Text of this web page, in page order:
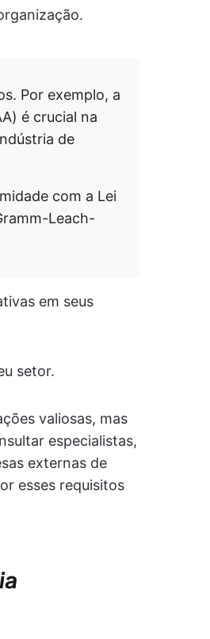
Por exemplo, a
é crucial na
de
com a Lei
Leach-
em seus
setor.
valiosas, mas
especialistas,
externas de
esses requisitos